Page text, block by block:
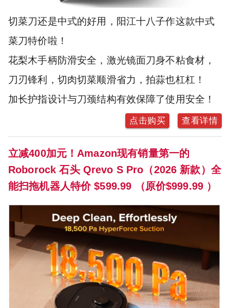
切菜刀还是中式的好用，阳江十八子作这款中式
菜刀特价啦！
花梨木手柄防滑安全，激光镜面刀身不粘食材，
刀刃锋利，切肉切菜顺滑省力，拍蒜也杠杠！
加长护指设计与刀颈结构有效保障了使用安全！
点击购买 查看详情
立减400加元！Amazon现有销量第一的
Roborock 石头 Qrevo S Pro（2026 新款）全
能扫拖机器人特价 $599.99 （原价$999.99 ）